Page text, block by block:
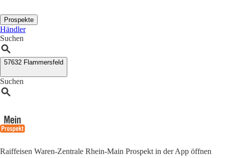
Prospekte
Händler
Suchen
57632 Flammersfeld
Suchen
Raiffeisen Waren-Zentrale Rhein-Main Prospekt in der App öffnen